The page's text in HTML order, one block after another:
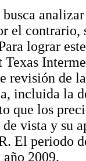
el
lograr
revisión de
incluida la
que los
de vista y su
El periodo
2009.